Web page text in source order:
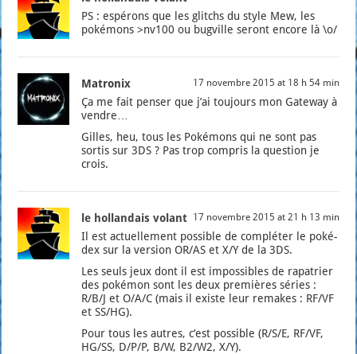
PS : espé­rons que les glitchs du style Mew, les
poké­mons >nv100 ou bug­ville seront encore là \o/
Matronix 17 novembre 2015 at 18 h 54 min
Ça me fait pen­ser que j’ai tou­jours mon Gate­way à
vendre…
Gilles, heu, tous les Poké­mons qui ne sont pas
sor­tis sur 3DS ? Pas trop com­pris la ques­tion je
crois.
le hollandais volant 17 novembre 2015 at 21 h 13 min
Il est actuel­le­ment pos­sible de com­plé­ter le poké­
dex sur la ver­sion OR/AS et X/Y de la 3DS.
Les seuls jeux dont il est impos­sibles de rapa­trier
des poké­mon sont les deux pre­mières séries :
R/B/J et O/A/C (mais il existe leur remakes : RF/VF
et SS/HG).
Pour tous les autres, c’est pos­sible (R/S/E, RF/VF,
HG/SS, D/P/P, B/W, B2/W2, X/Y).